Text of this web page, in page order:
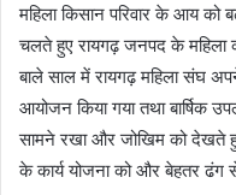
महिला किसान परिवार के आय को
चलते हुए रायगढ़ जनपद के महिला
बाले साल में रायगढ़ महिला संघ
आयोजन किया गया तथा बार्षिक
सामने रखा और जोखिम को देखते
के कार्य योजना को और बेहतर ढंग